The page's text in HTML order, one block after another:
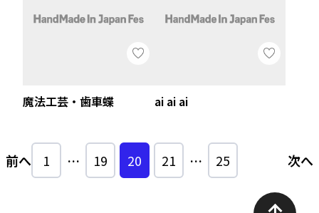
魔法工芸・歯車蝶 ai ai ai
前へ 1 … 19 20 21 … 25 次へ